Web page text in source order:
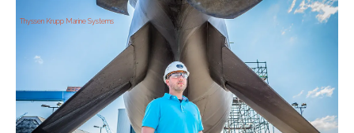
Thyssen Krupp Marine Systems